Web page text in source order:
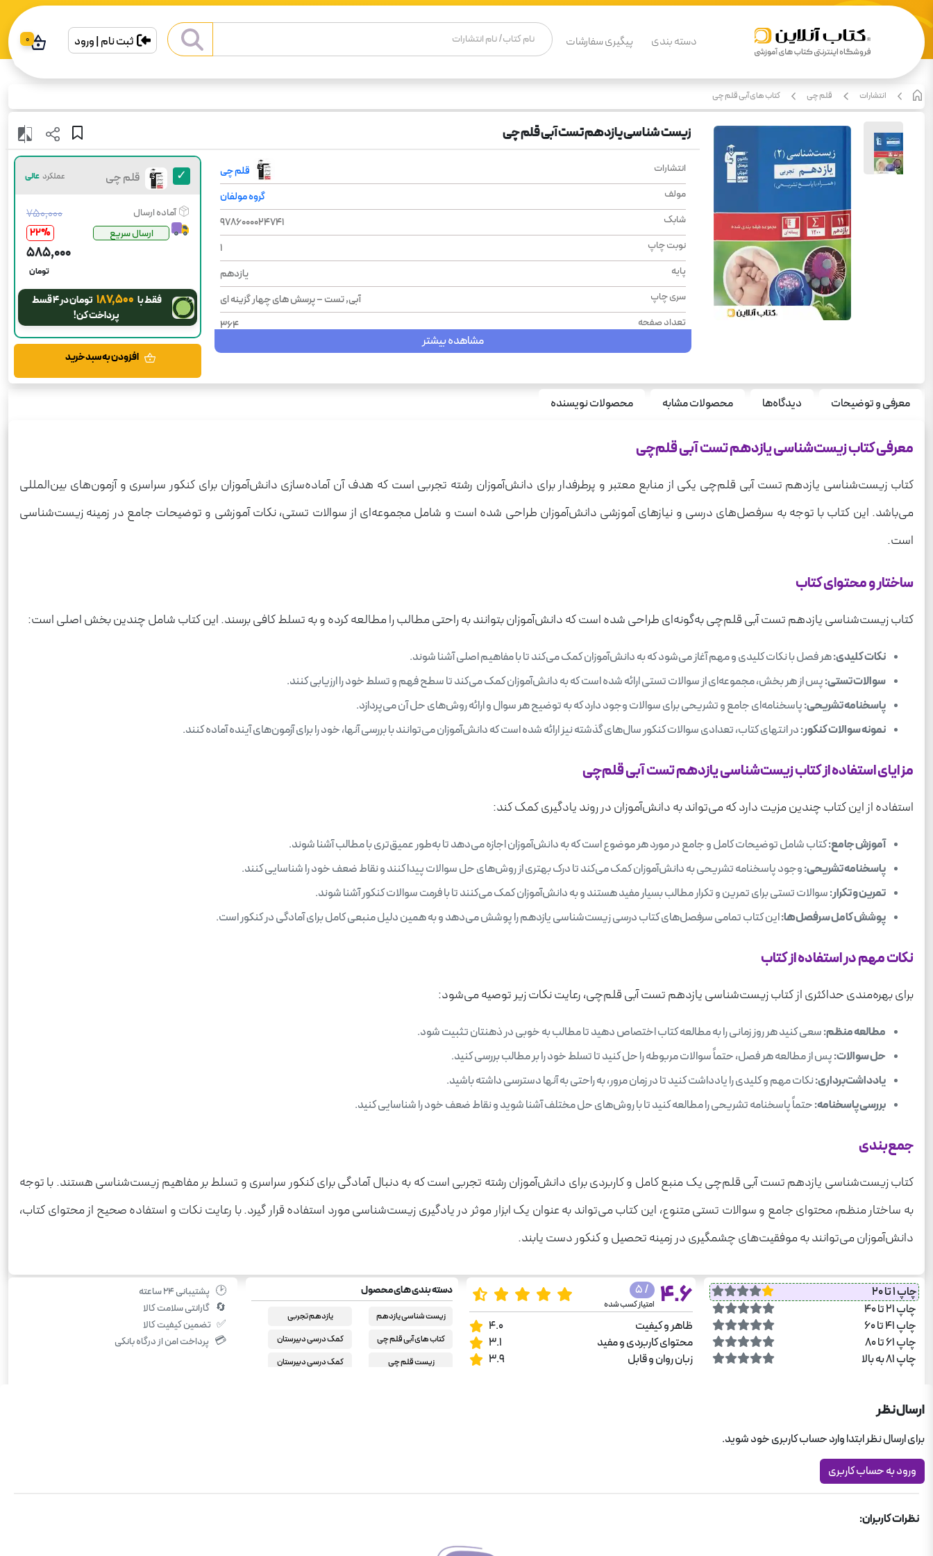
دسته بندی پیگیری سفارشات ثبت نام | ورود 0
انتشارات قلم چی کتاب های آبی قلم چی
زیست شناسی یازدهم تست آبی قلم چی
انتشارات
قلم چی
مولف
گروه مولفان
شابک
9786000024741
نوبت چاپ
1
پایه
یازدهم
سری چاپ
آبی, تست – پرسش های چهار گزینه ای
تعداد صفحه
364
1404
سری
درس
رشته
علوم تجربی
مشاهده بیشتر
قلم چی عملکرد عالی
آماده ارسال
ارسال سریع
۷۵۰٬۰۰۰
22%
۵۸۵٬۰۰۰
تومان
فقط با ۱۸۷٬۵۰۰
تومان در ۴ قسط
پرداخت کن!
افزودن به سبد خرید
معرفی و توضیحات دیدگاه‌ها محصولات مشابه محصولات نویسنده
معرفی کتاب زیست‌شناسی یازدهم تست آبی قلم‌چی
کتاب زیست‌شناسی یازدهم تست آبی قلم‌چی یکی از منابع معتبر و پرطرفدار برای دانش‌آموزان رشته تجربی است که هدف آن آماده‌سازی دانش‌آموزان برای کنکور سراسری و آزمون‌های بین‌المللی
می‌باشد. این کتاب با توجه به سرفصل‌های درسی و نیازهای آموزشی دانش‌آموزان طراحی شده است و شامل مجموعه‌ای از سوالات تستی، نکات آموزشی و توضیحات جامع در زمینه زیست‌شناسی
است.
ساختار و محتوای کتاب
کتاب زیست‌شناسی یازدهم تست آبی قلم‌چی به‌گونه‌ای طراحی شده است که دانش‌آموزان بتوانند به راحتی مطالب را مطالعه کرده و به تسلط کافی برسند. این کتاب شامل چندین بخش اصلی است:
نکات کلیدی:هر فصل با نکات کلیدی و مهم آغاز می‌شود که به دانش‌آموزان کمک می‌کند تا با مفاهیم اصلی آشنا شوند.
سوالات تستی:پس از هر بخش، مجموعه‌ای از سوالات تستی ارائه شده است که به دانش‌آموزان کمک می‌کند تا سطح فهم و تسلط خود را ارزیابی کنند.
پاسخنامه تشریحی:پاسخنامه‌ای جامع و تشریحی برای سوالات وجود دارد که به توضیح هر سوال و ارائه روش‌های حل آن می‌پردازد.
نمونه سوالات کنکور:در انتهای کتاب، تعدادی سوالات کنکور سال‌های گذشته نیز ارائه شده است که دانش‌آموزان می‌توانند با بررسی آنها، خود را برای آزمون‌های آینده آماده کنند.
مزایای استفاده از کتاب زیست‌شناسی یازدهم تست آبی قلم‌چی
استفاده از این کتاب چندین مزیت دارد که می‌تواند به دانش‌آموزان در روند یادگیری کمک کند:
آموزش جامع:کتاب شامل توضیحات کامل و جامع در مورد هر موضوع است که به دانش‌آموزان اجازه می‌دهد تا به‌طور عمیق‌تری با مطالب آشنا شوند.
پاسخنامه تشریحی:وجود پاسخنامه تشریحی به دانش‌آموزان کمک می‌کند تا درک بهتری از روش‌های حل سوالات پیدا کنند و نقاط ضعف خود را شناسایی کنند.
تمرین و تکرار:سوالات تستی برای تمرین و تکرار مطالب بسیار مفید هستند و به دانش‌آموزان کمک می‌کنند تا با فرمت سوالات کنکور آشنا شوند.
پوشش کامل سرفصل‌ها:این کتاب تمامی سرفصل‌های کتاب درسی زیست‌شناسی یازدهم را پوشش می‌دهد و به همین دلیل منبعی کامل برای آمادگی در کنکور است.
نکات مهم در استفاده از کتاب
برای بهره‌مندی حداکثری از کتاب زیست‌شناسی یازدهم تست آبی قلم‌چی، رعایت نکات زیر توصیه می‌شود:
مطالعه منظم:سعی کنید هر روز زمانی را به مطالعه کتاب اختصاص دهید تا مطالب به خوبی در ذهنتان تثبیت شود.
حل سوالات:پس از مطالعه هر فصل، حتماً سوالات مربوطه را حل کنید تا تسلط خود را بر مطالب بررسی کنید.
یادداشت‌برداری:نکات مهم و کلیدی را یادداشت کنید تا در زمان مرور، به راحتی به آنها دسترسی داشته باشید.
بررسی پاسخنامه:حتماً پاسخنامه تشریحی را مطالعه کنید تا با روش‌های حل مختلف آشنا شوید و نقاط ضعف خود را شناسایی کنید.
جمع‌بندی
کتاب زیست‌شناسی یازدهم تست آبی قلم‌چی یک منبع کامل و کاربردی برای دانش‌آموزان رشته تجربی است که به دنبال آمادگی برای کنکور سراسری و تسلط بر مفاهیم زیست‌شناسی هستند. با توجه
به ساختار منظم، محتوای جامع و سوالات تستی متنوع، این کتاب می‌تواند به عنوان یک ابزار موثر در یادگیری زیست‌شناسی مورد استفاده قرار گیرد. با رعایت نکات و استفاده صحیح از محتوای کتاب،
دانش‌آموزان می‌توانند به موفقیت‌های چشمگیری در زمینه تحصیل و کنکور دست یابند.
چاپ 1 تا 20
چاپ 21 تا 40
چاپ 41 تا 60
چاپ 61 تا 80
چاپ 81 به بالا
4.6
/ 5
امتیاز کسب شده
ظاهر و کیفیت
4.0
محتوای کاربردی و مفید
3.1
زبان روان و قابل
3.9
دسته بندی های محصول
زیست شناسی یازدهم
یازدهم تجربی
کتاب های آبی قلم چی
کمک درسی دبیرستان
زیست قلم چی
کمک درسی دبیرستان
🕑 پشتیبانی ۲۴ ساعته
🔄 گارانتی سلامت کالا
✅ تضمین کیفیت کالا
💳 پرداخت امن از درگاه بانکی
ارسال نظر
برای ارسال نظر ابتدا وارد حساب کاربری خود شوید.
ورود به حساب کاربری
نظرات کاربران: